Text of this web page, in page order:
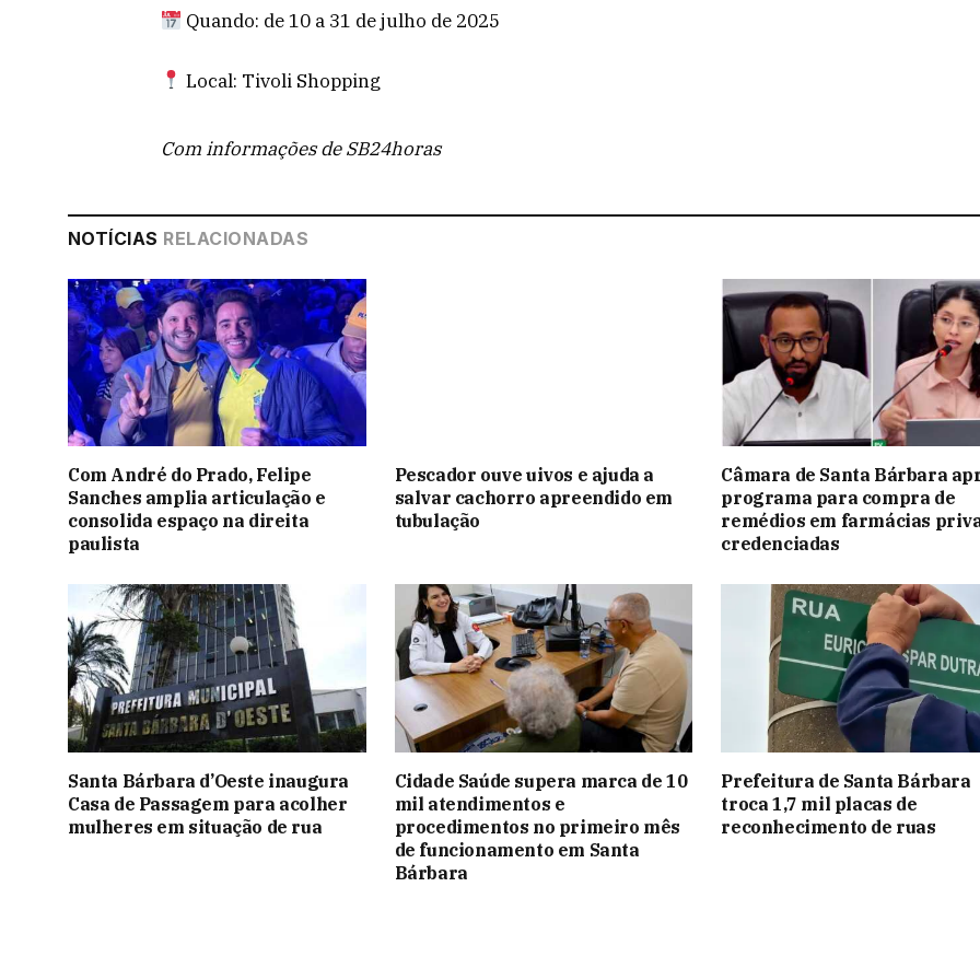
Quando: de 10 a 31 de julho de 2025
Local: Tivoli Shopping
Com informações de SB24horas
NOTÍCIAS RELACIONADAS
Com André do Prado, Felipe
Sanches amplia articulação e
consolida espaço na direita
paulista
Pescador ouve uivos e ajuda a
salvar cachorro apreendido em
tubulação
Câmara de Santa Bárbara
programa para compra de
remédios em farmácias
credenciadas
Santa Bárbara d’Oeste inaugura
Casa de Passagem para acolher
mulheres em situação de rua
Cidade Saúde supera marca de 10
mil atendimentos e
procedimentos no primeiro mês
de funcionamento em Santa
Bárbara
Prefeitura de Santa Bárbara
troca 1,7 mil placas de
reconhecimento de ruas